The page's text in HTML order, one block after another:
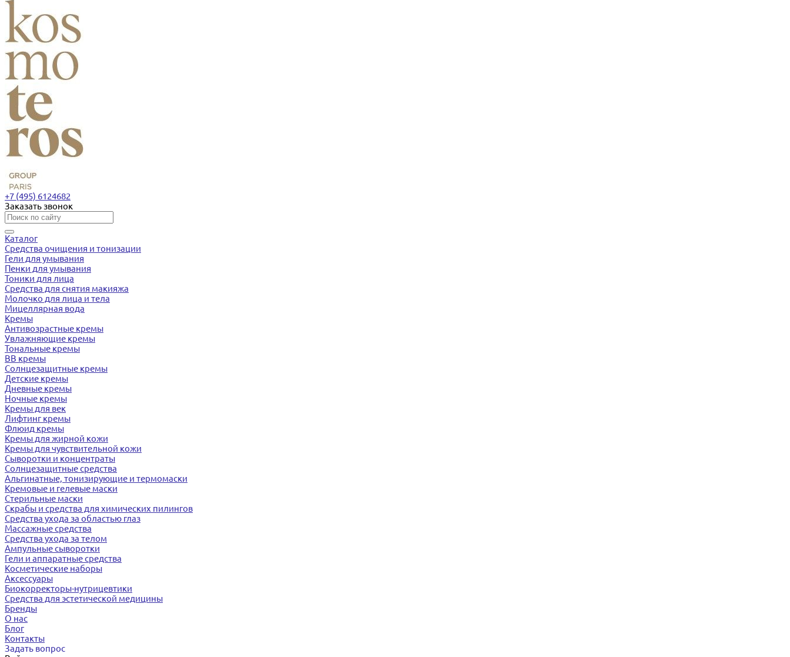
+7 (495) 6124682
Заказать звонок
Каталог
Средства очищения и тонизации
Гели для умывания
Пенки для умывания
Тоники для лица
Средства для снятия макияжа
Молочко для лица и тела
Мицеллярная вода
Кремы
Антивозрастные кремы
Увлажняющие кремы
Тональные кремы
BB кремы
Солнцезащитные кремы
Детские кремы
Дневные кремы
Ночные кремы
Кремы для век
Лифтинг кремы
Флюид кремы
Кремы для жирной кожи
Кремы для чувствительной кожи
Сыворотки и концентраты
Солнцезащитные средства
Альгинатные, тонизирующие и термомаски
Кремовые и гелевые маски
Стерильные маски
Скрабы и средства для химических пилингов
Средства ухода за областью глаз
Массажные средства
Средства ухода за телом
Ампульные сыворотки
Гели и аппаратные средства
Косметические наборы
Аксессуары
Биокорректоры-нутрицевтики
Средства для эстетической медицины
Бренды
О нас
Блог
Контакты
Задать вопрос